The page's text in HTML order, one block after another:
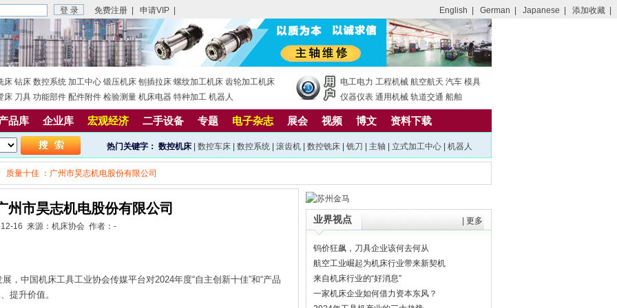
免费注册 申请VIP English German Japanese 添加收藏
床 钻床 数控系统 加工中心 锻压机床 刨插拉床 螺纹加工机床 齿轮加工机床
床 刀具 功能部件 配件附件 检验测量 机床电器 特种加工 机器人
电工电力 工程机械 航空航天 汽车 模具
仪器仪表 通用机械 轨道交通 船舶
品库 企业库 宏观经济 二手设备 专题 电子杂志 展会 视频 博文 资料下载
热门关键字： 数控机床| 数控车床| 数控系统| 滚齿机| 数控铣床| 铣刀 主轴 立式加工中心| 机器人
质量十佳 ：广州市昊志机电股份有限公司
州市昊志机电股份有限公司
16 来源：机床协会 作者：-
中国机床工具工业协会传媒平台对2024年度“自主创新十佳”和“产品
提升价值。
业界视点 更多
钨价狂飙，刀具企业该何去何从
航空工业崛起为机床行业带来新契机
来自机床行业的“好消息”
一家机床企业如何借力资本东风？